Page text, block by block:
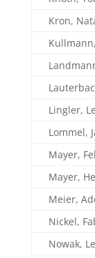
Kron,
Lingler,
Lommel,
Mayer,
Mayer,
Meier,
Nickel,
Nowak,